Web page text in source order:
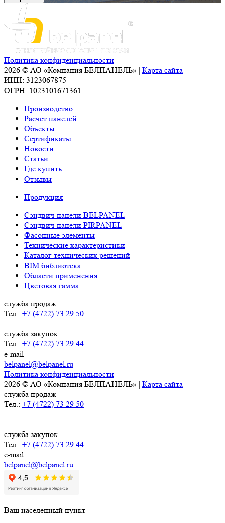
Политика конфиденциальности
2026 © АО «Компания БЕЛПАНЕЛЬ» | Карта сайта
ИНН: 3123067875
ОГРН: 1023101671361
Производство
Расчет панелей
Объекты
Сертификаты
Новости
Статьи
Где купить
Отзывы
Продукция
Сэндвич-панели BELPANEL
Сэндвич-панели PIRPANEL
Фасонные элементы
Технические характеристики
Каталог технических решений
BIM библиотека
Области применения
Цветовая гамма
служба продаж
Тел.: +7 (4722) 73 29 50
служба закупок
Тел.: +7 (4722) 73 29 44
e-mail
belpanel@belpanel.ru
Политика конфиденциальности
2026 © АО «Компания БЕЛПАНЕЛЬ» | Карта сайта
служба продаж
Тел.: +7 (4722) 73 29 50
|
служба закупок
Тел.: +7 (4722) 73 29 44
e-mail
belpanel@belpanel.ru
Ваш населенный пункт